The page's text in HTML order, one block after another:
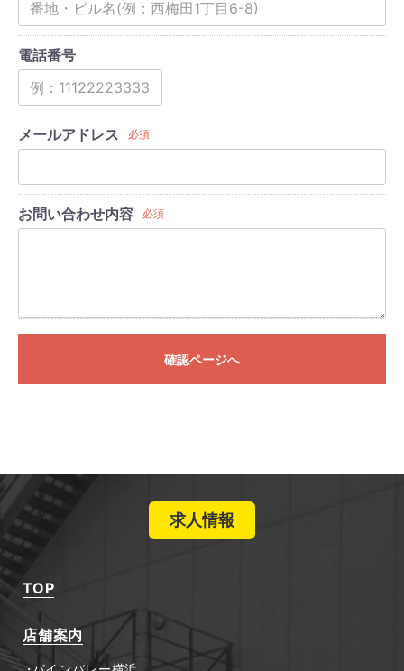
電話番号
メールアドレス 必須
お問い合わせ内容 必須
確認ページへ
求人情報
TOP
店舗案内